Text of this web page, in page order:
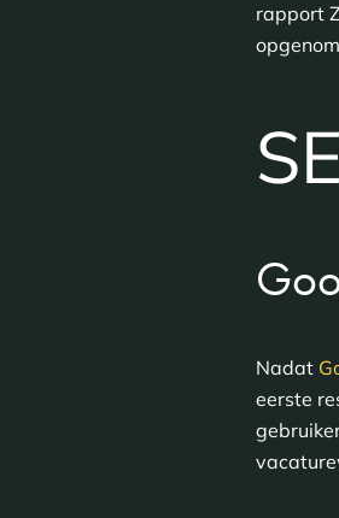
rapport
Nadat
eerste